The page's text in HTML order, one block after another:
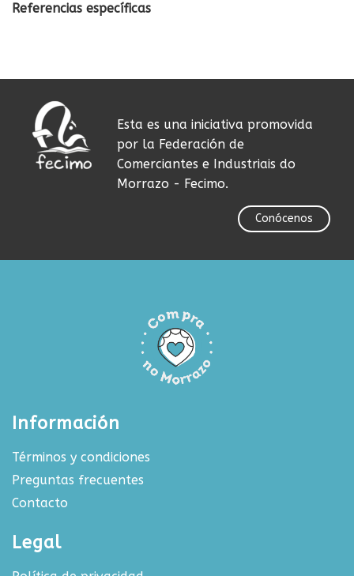
Referencias específicas
Esta es una iniciativa promovida
por la Federación de
Comerciantes e Industriais do
Morrazo - Fecimo.
Conócenos
Información
Términos y condiciones
Preguntas frecuentes
Contacto
Legal